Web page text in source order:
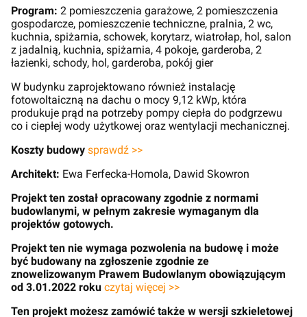
Program: 2 pomieszczenia garażowe, 2 pomieszczenia
gospodarcze, pomieszczenie techniczne, pralnia, 2 wc,
kuchnia, spiżarnia, schowek, korytarz, wiatrołap, hol, salon
z jadalnią, kuchnia, spiżarnia, 4 pokoje, garderoba, 2
łazienki, schody, hol, garderoba, pokój gier
W budynku zaprojektowano również instalację
fotowoltaiczną na dachu o mocy 9,12 kWp, która
produkuje prąd na potrzeby pompy ciepła do podgrzewu
co i ciepłej wody użytkowej oraz wentylacji mechanicznej.
Koszty budowy sprawdź >>
Architekt: Ewa Ferfecka-Homola, Dawid Skowron
Projekt ten został opracowany zgodnie z normami
budowlanymi, w pełnym zakresie wymaganym dla
projektów gotowych.
Projekt ten nie wymaga pozwolenia na budowę i może
być budowany na zgłoszenie zgodnie ze
znowelizowanym Prawem Budowlanym obowiązującym
od 3.01.2022 roku czytaj więcej >>
Ten projekt możesz zamówić także w wersji szkieletowej